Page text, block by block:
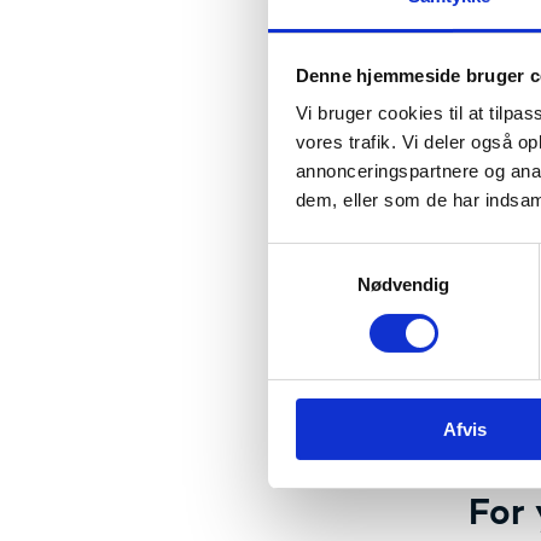
Denne hjemmeside bruger
Vi bruger cookies til at
vores trafik. Vi deler også
annonceringspartnere og
dem, eller som de har
v
Nødvendig
Afvis
Hans
bliver
- De to
skabe
I
Den
For